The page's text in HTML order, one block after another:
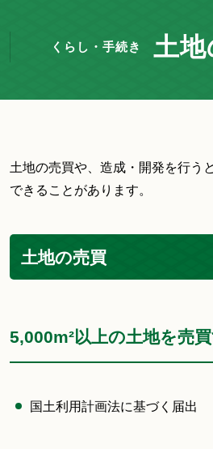
くらし・手続き 土地
土地の売買や、造成・開発を行う
できることがあります。
土地の売買
5,000m²以上の土地を売
国土利用計画法に基づく届出